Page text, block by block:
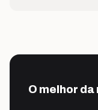
O melhor